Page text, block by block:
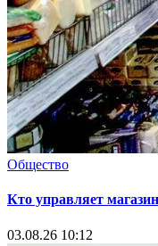
Общество
Кто управляет
03.08.26 10:12